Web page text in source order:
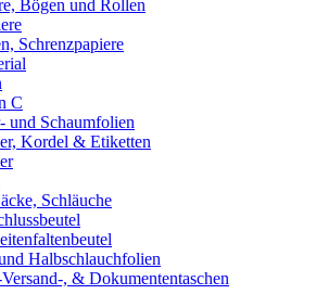
Bögen und Rollen
Schrenzpapiere
C
und Schaumfolien
Kordel & Etiketten
Schläuche
Halbschlauchfolien
, & Dokumententaschen